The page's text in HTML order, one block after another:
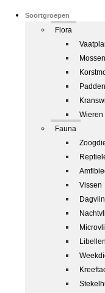
Soortgroepen
Flora
Mossen
Wieren
Fauna
Vissen
Libellen